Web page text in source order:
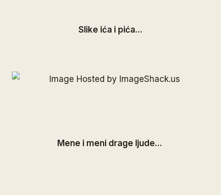
Slike ića i pića...
Mene i meni drage ljude...